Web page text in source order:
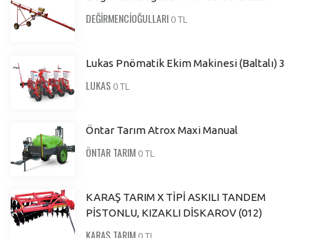
DEĞİRMENCİOĞULLARI 0 TL
Lukas Pnömatik Ekim Makinesi (Baltalı) 3
LUKAS 0 TL
Öntar Tarım Atrox Maxi Manual
ÖNTAR TARIM 0 TL
KARAŞ TARIM X TİPİ ASKILI TANDEM
PİSTONLU, KIZAKLI DİSKAROV (012)